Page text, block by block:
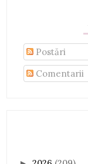
Postări
Comentarii